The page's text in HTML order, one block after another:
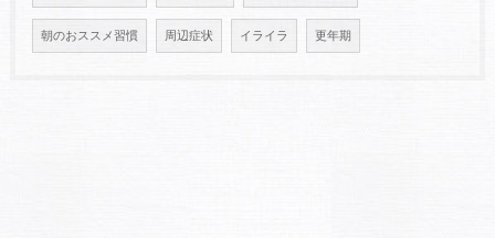
朝のおススメ習慣 周辺症状 イライラ 更年期